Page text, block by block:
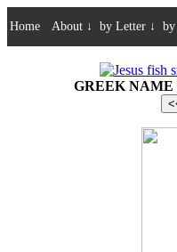
Home About ↓ by Letter ↓
GREEK NAME